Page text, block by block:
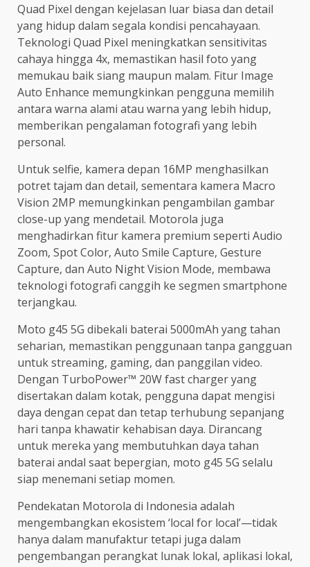
Quad Pixel dengan kejelasan luar biasa dan detail
yang hidup dalam segala kondisi pencahayaan.
Teknologi Quad Pixel meningkatkan sensitivitas
cahaya hingga 4x, memastikan hasil foto yang
memukau baik siang maupun malam. Fitur Image
Auto Enhance memungkinkan pengguna memilih
antara warna alami atau warna yang lebih hidup,
memberikan pengalaman fotografi yang lebih
personal.
Untuk selfie, kamera depan 16MP menghasilkan
potret tajam dan detail, sementara kamera Macro
Vision 2MP memungkinkan pengambilan gambar
close-up yang mendetail. Motorola juga
menghadirkan fitur kamera premium seperti Audio
Zoom, Spot Color, Auto Smile Capture, Gesture
Capture, dan Auto Night Vision Mode, membawa
teknologi fotografi canggih ke segmen smartphone
terjangkau.
Moto g45 5G dibekali baterai 5000mAh yang tahan
seharian, memastikan penggunaan tanpa gangguan
untuk streaming, gaming, dan panggilan video.
Dengan TurboPower™ 20W fast charger yang
disertakan dalam kotak, pengguna dapat mengisi
daya dengan cepat dan tetap terhubung sepanjang
hari tanpa khawatir kehabisan daya. Dirancang
untuk mereka yang membutuhkan daya tahan
baterai andal saat bepergian, moto g45 5G selalu
siap menemani setiap momen.
Pendekatan Motorola di Indonesia adalah
mengembangkan ekosistem ‘local for local’—tidak
hanya dalam manufaktur tetapi juga dalam
pengembangan perangkat lunak lokal, aplikasi lokal,